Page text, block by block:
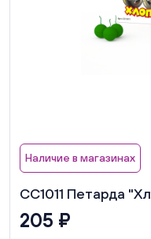
Наличие в магазинах
СС1011 Петарда
205 ₽